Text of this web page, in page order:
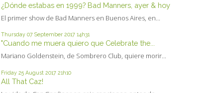
¿Dónde estabas en 1999? Bad Manners, ayer & hoy
El primer show de Bad Manners en Buenos Aires, en...
Thursday 07 September 2017 14h31
"Cuando me muera quiero que Celebrate the...
Mariano Goldenstein, de Sombrero Club, quiere morir...
Friday 25 August 2017 21h10
All That Caz!